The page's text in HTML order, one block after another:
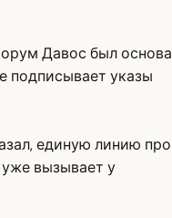
Давос был основан
подписывает указы
единую линию
вызывает у